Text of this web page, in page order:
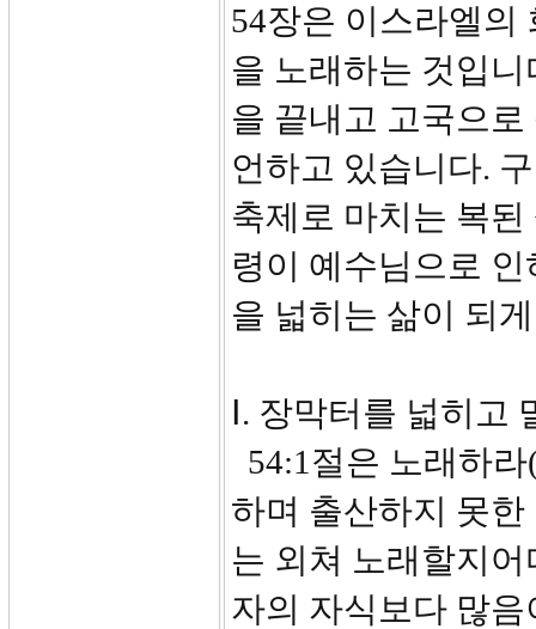
54장은 이스라엘의
을 노래하는 것입
을 끝내고 고국으
언하고 있습니다.
축제로 마치는 복
령이 예수님으로
을 넓히는 삶이 되
Ⅰ. 장막터를 넓히고
54:1절은 노래하
하며 출산하지 못
는 외쳐 노래할지
자의 자식보다 많